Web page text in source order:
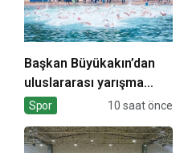
Başkan Büyükakın’dan
uluslararası yarışma
müjdesi
Spor 10 saat önce